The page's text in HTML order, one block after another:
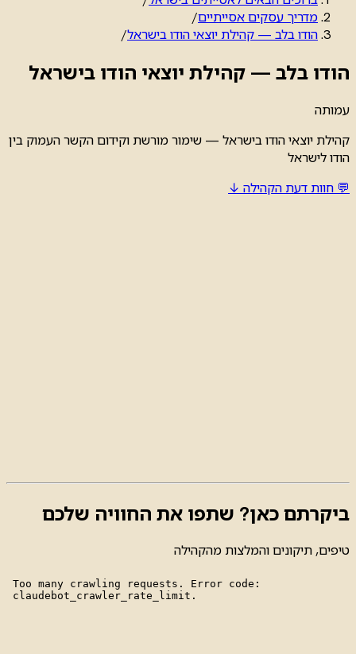
מדריך עסקים אסייתיים/
הודו בלב — קהילת יוצאי הודו בישראל/
הודו בלב — קהילת יוצאי הודו בישראל
עמותה
קהילת יוצאי הודו בישראל — שימור מורשת וקידום הקשר העמוק בין
הודו לישראל
💬 חוות דעת הקהילה ↓
ביקרתם כאן? שתפו את החוויה שלכם
טיפים, תיקונים והמלצות מהקהילה